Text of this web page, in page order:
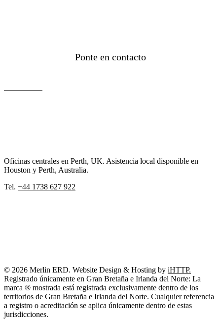
Ponte en contacto
Oficinas centrales en Perth, UK. Asistencia local disponible en
Houston y Perth, Australia.
Tel. +44 1738 627 922
© 2026 Merlin ERD. Website Design & Hosting by iHTTP.
Registrado únicamente en Gran Bretaña e Irlanda del Norte: La
marca ® mostrada está registrada exclusivamente dentro de los
territorios de Gran Bretaña e Irlanda del Norte. Cualquier referencia
a registro o acreditación se aplica únicamente dentro de estas
jurisdicciones.